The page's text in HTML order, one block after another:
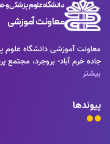
دانشگاه علوم پزشکی و
معاونت آموزشی
جاده خرم آباد- بروجرد،
بیشتر
پیوندها